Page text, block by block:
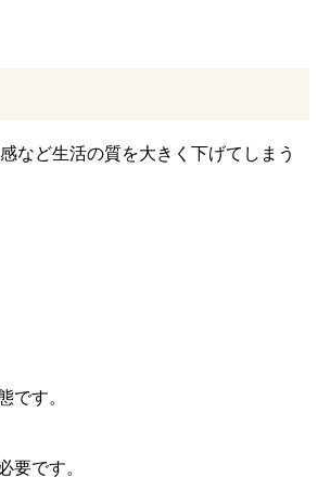
など生活の質を大きく下げてしまう
です。
要です。